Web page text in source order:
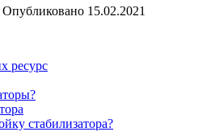
Опубликовано 15.02.2021
ресурс
стабилизатора?